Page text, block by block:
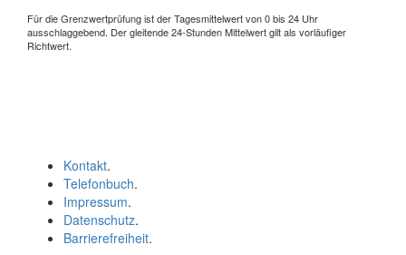
Für die Grenzwertprüfung ist der Tagesmittelwert von 0 bis 24 Uhr
ausschlaggebend. Der gleitende 24-Stunden Mittelwert gilt als vorläufiger
Richtwert.
Kontakt.
Telefonbuch.
Impressum.
Datenschutz.
Barrierefreiheit.